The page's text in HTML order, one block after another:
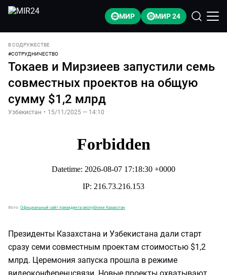
МИР МИР 24
В СОДРУЖЕСТВЕ
#СОТРУДНИЧЕСТВО
Токаев и Мирзиеев запустили семь
совместных проектов на общую
сумму $1,2 млрд
Узбекистан • 15/11/2025 — 14:10
Фото: Официальный сайт президента республики Казахстан
Президенты Казахстана и Узбекистана дали старт
сразу семи совместным проектам стоимостью $1,2
млрд. Церемония запуска прошла в режиме